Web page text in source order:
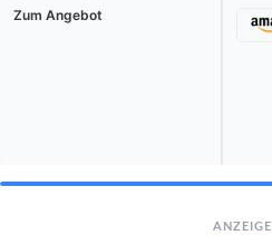
Zum Angebot
ANZEIGE